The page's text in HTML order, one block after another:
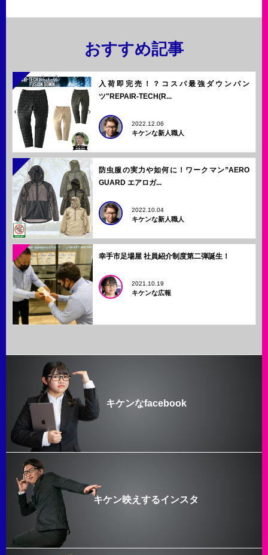
おすすめ記事
入荷即完売！？コスパ最強ダウンパン
ツ"REPAIR-TECH(R...
2022.12.06
キケンな新人職人
防虫服の実力や如何に！ワークマン”AERO
GUARD エアロガ...
2022.10.04
キケンな新人職人
幸手市足場屋 社員紹介制度第二弾誕生！
2021.10.19
キケンな広報
キケンなfacebook
キケン映えするインスタ